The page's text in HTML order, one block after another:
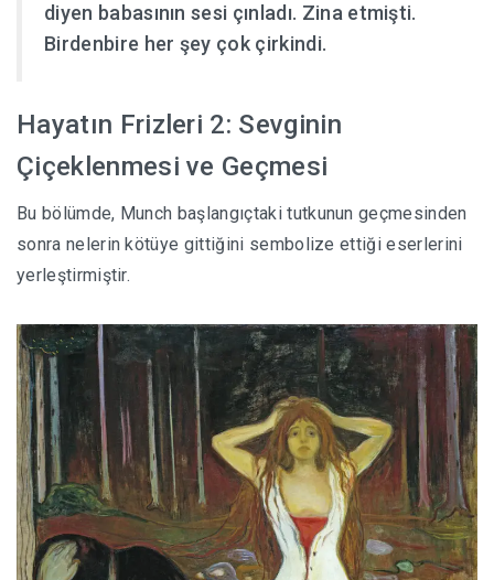
diyen babasının sesi çınladı. Zina etmişti.
Birdenbire her şey çok çirkindi.
Hayatın Frizleri 2: Sevginin
Çiçeklenmesi ve Geçmesi
Bu bölümde, Munch başlangıçtaki tutkunun geçmesinden
sonra nelerin kötüye gittiğini sembolize ettiği eserlerini
yerleştirmiştir.